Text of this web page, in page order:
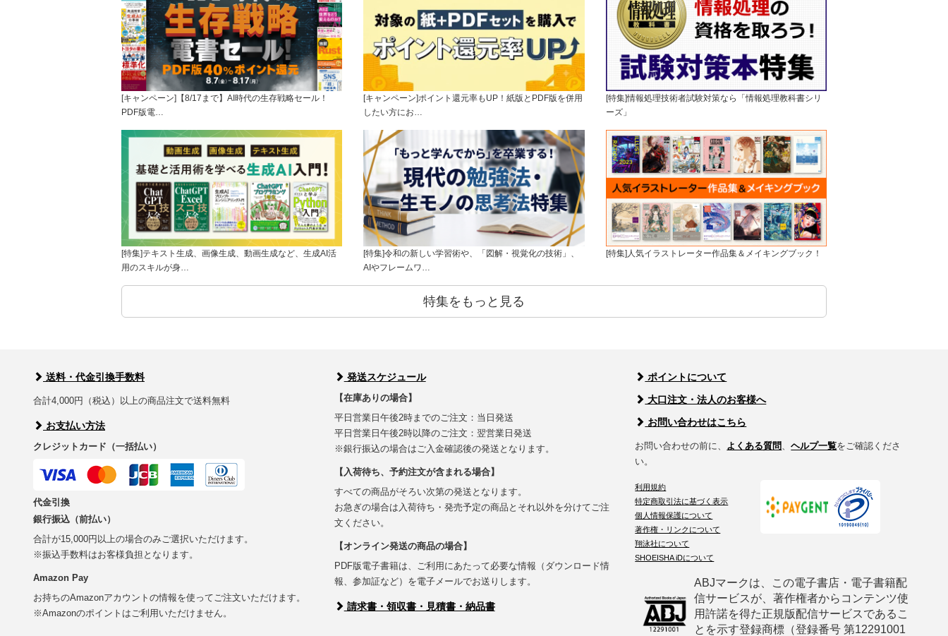
[キャンペーン]【8/17まで】AI時代の生存戦略セール！
PDF版電…
[キャンペーン]ポイント還元率もUP！紙版とPDF版を併用
したい方にお…
[特集]情報処理技術者試験対策なら「情報処理教科書シリ
ーズ」
[特集]テキスト生成、画像生成、動画生成など、生成AI活
用のスキルが身…
[特集]令和の新しい学習術や、「図解・視覚化の技術」、
AIやフレームワ…
[特集]人気イラストレーター作品集＆メイキングブック！
特集をもっと見る
送料・代金引換手数料
合計4,000円（税込）以上の商品注文で送料無料
お支払い方法
クレジットカード（一括払い）
代金引換
銀行振込（前払い）
合計が15,000円以上の場合のみご選択いただけます。
※振込手数料はお客様負担となります。
Amazon Pay
お持ちのAmazonアカウントの情報を使ってご注文いただけます。
※Amazonのポイントはご利用いただけません。
発送スケジュール
【在庫ありの場合】
平日営業日午後2時までのご注文：当日発送
平日営業日午後2時以降のご注文：翌営業日発送
※銀行振込の場合はご入金確認後の発送となります。
【入荷待ち、予約注文が含まれる場合】
すべての商品がそろい次第の発送となります。
お急ぎの場合は入荷待ち・発売予定の商品とそれ以外を分けてご注
文ください。
【オンライン発送の商品の場合】
PDF版電子書籍は、ご利用にあたって必要な情報（ダウンロード情
報、参加証など）を電子メールでお送りします。
請求書・領収書・見積書・納品書
ポイントについて
大口注文・法人のお客様へ
お問い合わせはこちら
お問い合わせの前に、 よくある質問 、ヘルプ一覧をご確認くださ
い。
利用規約
特定商取引法に基づく表示
個人情報保護について
著作権・リンクについて
翔泳社について
SHOEISHA iDについて
ABJマークは、この電子書店・電子書籍配
信サービスが、著作権者からコンテンツ使
用許諾を得た正規版配信サービスであるこ
とを示す登録商標（登録番号 第12291001